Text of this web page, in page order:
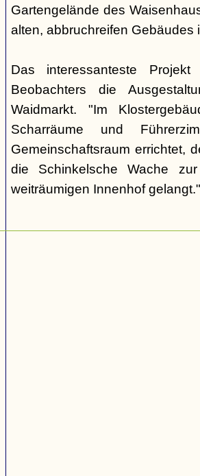
Gartengelände des
alten, abbruchreifen
Das interessanteste
Beobachters die
Waidmarkt. "Im
Scharräume und
Gemeinschaftsraum errichtet,
die Schinkelsche Wache
weiträumigen Innenhof gelangt."